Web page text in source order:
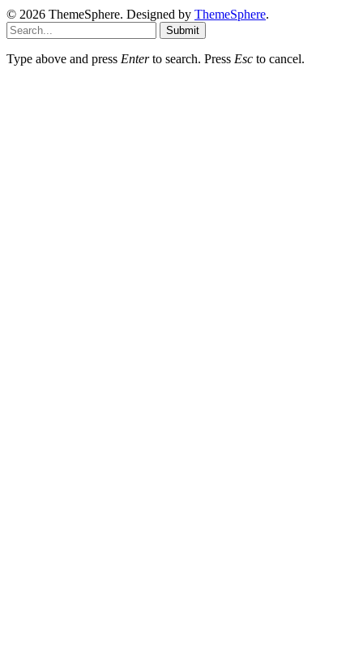
© 2026 ThemeSphere. Designed by ThemeSphere.
Submit
Type above and press Enterto search. Press Esc to cancel.